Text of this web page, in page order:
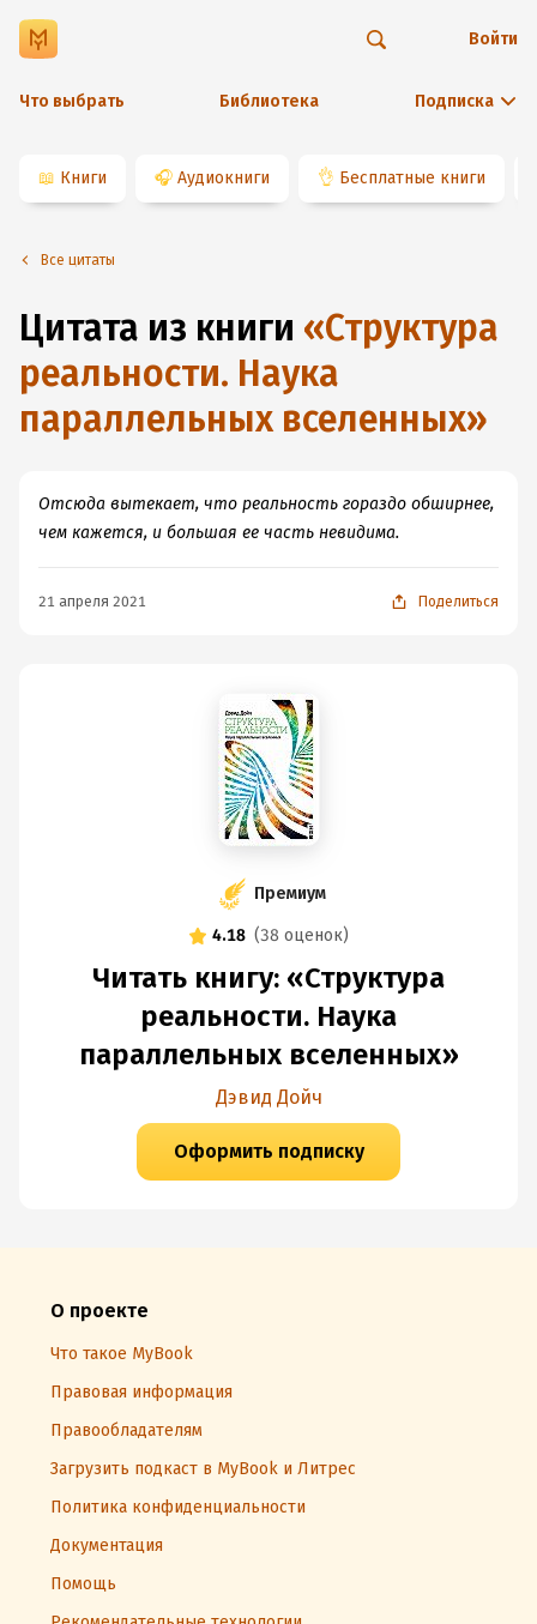
Что выбрать Библиотека Подписка
Войти
📖 Книги 🎧 Аудиокниги 👌 Бесплатные книги
Все цитаты
Цитата из книги «Структура
реальности. Наука
параллельных вселенных»
Отсюда вытекает, что реальность гораздо обширнее,
чем кажется, и большая ее часть невидима.
21 апреля 2021 Поделиться
Премиум
4.18 (38 оценок)
Читать книгу: «Структура
реальности. Наука
параллельных вселенных»
Дэвид Дойч
Оформить подписку
О проекте
Что такое MyBook
Правовая информация
Правообладателям
Загрузить подкаст в MyBook и Литрес
Политика конфиденциальности
Документация
Помощь